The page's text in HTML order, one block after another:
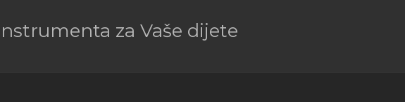
za Vaše dijete